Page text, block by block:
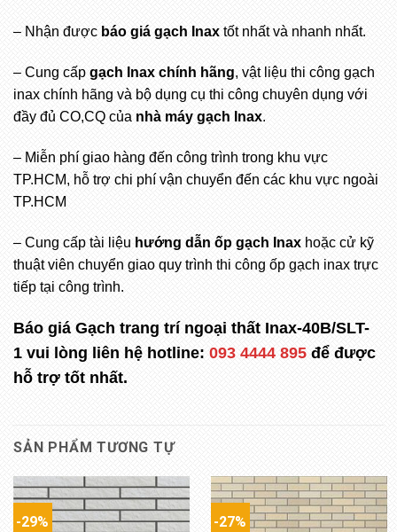
– Nhận được báo giá gạch Inax tốt nhất và nhanh nhất.
– Cung cấp gạch Inax chính hãng, vật liệu thi công gạch
inax chính hãng và bộ dụng cụ thi công chuyên dụng với
đầy đủ CO,CQ của nhà máy gạch Inax.
– Miễn phí giao hàng đến công trình trong khu vực
TP.HCM, hỗ trợ chi phí vận chuyển đến các khu vực ngoài
TP.HCM
– Cung cấp tài liệu hướng dẫn ốp gạch Inax hoặc cử kỹ
thuật viên chuyển giao quy trình thi công ốp gạch inax trực
tiếp tại công trình.
Báo giá Gạch trang trí ngoại thất Inax-40B/SLT-
1 vui lòng liên hệ hotline: 093 4444 895 để được
hỗ trợ tốt nhất.
SẢN PHẨM TƯƠNG TỰ
-29% -27%